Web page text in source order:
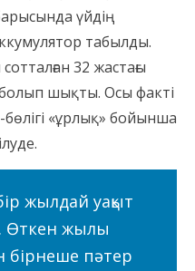
үйдің
табылды.
32 жастағы
болып шықты. Осы факті
«ұрлық» бойынша
жылдай уақыт
Өткен жылы
бірнеше пәтер